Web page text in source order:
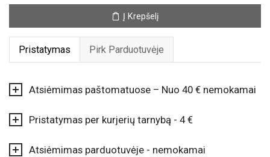
Raudona
satino
taškuota
juostelė
(25mm)
Į Krepšelį
Pristatymas Pirk Parduotuvėje
Atsiėmimas paštomatuose – Nuo 40 € nemokamai
Pristatymas per kurjerių tarnybą - 4 €
Atsiėmimas parduotuvėje - nemokamai